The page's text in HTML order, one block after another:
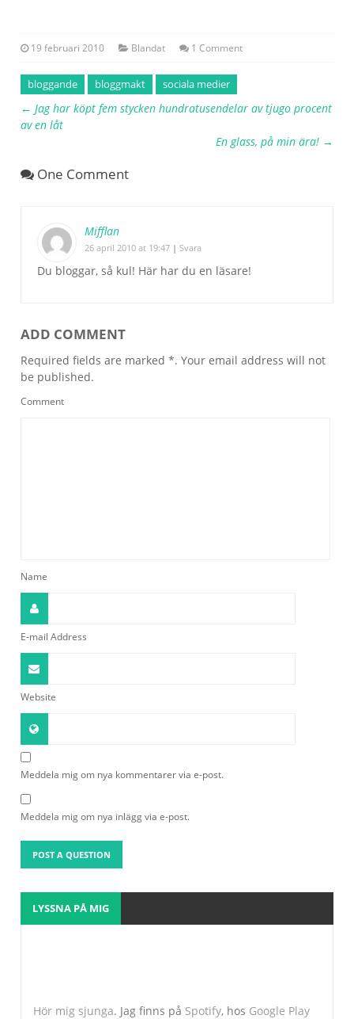
19 februari 2010 Blandat 1 Comment
bloggande bloggmakt sociala medier
← Jag har köpt fem stycken hundratusendelar av tjugo procent
av en låt
En glass, på min ära! →
One Comment
Mifflan
26 april 2010 at 19:47 | Svara
Du bloggar, så kul! Här har du en läsare!
ADD COMMENT
Required fields are marked *. Your email address will not
be published.
Comment
Name
E-mail Address
Website
Meddela mig om nya kommentarer via e-post.
Meddela mig om nya inlägg via e-post.
LYSSNA PÅ MIG
Hör mig sjunga. Jag finns på Spotify, hos Google Play